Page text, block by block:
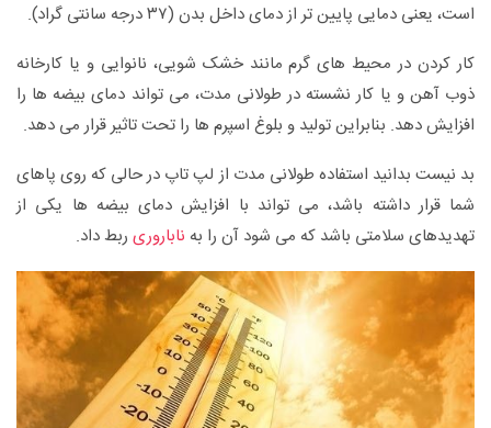
است، یعنی دمایی پایین تر از دمای داخل بدن (۳۷ درجه سانتی گراد).
کار کردن در محیط های گرم مانند خشک شویی، نانوایی و یا کارخانه
ذوب آهن و یا کار نشسته در طولانی مدت، می تواند دمای بیضه ها را
افزایش دهد. بنابراین تولید و بلوغ اسپرم ها را تحت تاثیر قرار می دهد.
بد نیست بدانید استفاده طولانی مدت از لپ تاپ در حالی که روی پاهای
شما قرار داشته باشد، می تواند با افزایش دمای بیضه ها یکی از
تهدیدهای سلامتی باشد که می شود آن را به ناباروری ربط داد.